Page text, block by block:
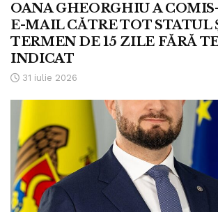
OANA GHEORGHIU A
E-MAIL CĂTRE TOT STATUL
TERMEN DE 15 ZILE FĂRĂ
INDICAT
31 iulie 2026